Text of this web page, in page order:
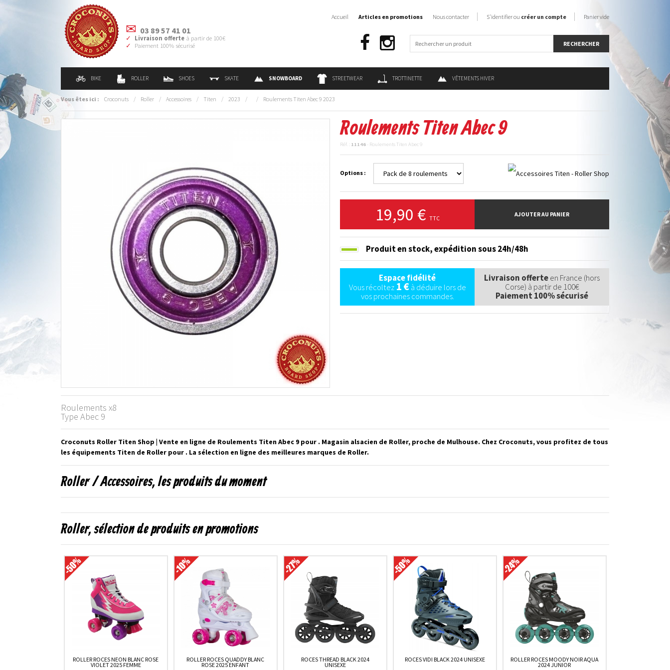
03 89 57 41 01
Livraison offerte à partir de 100€
Paiement 100% sécurisé
BIKE ROLLER SHOES SKATE SNOWBOARD STREETWEAR TROTTINETTE VÊTEMENTS HIVER
Accueil Articles en promotions Nous contacter S'identifier ou créer un compte Panier vide
Vous êtes ici : Croconuts / Roller / Accessoires / Titen / 2023 / / Roulements Titen Abec 9 2023
Roulements Titen Abec 9
Réf. : 11146 - Roulements Titen Abec 9
Options :
19,90 € TTC
AJOUTER AU PANIER
Produit en stock,expédition sous 24h/48h
Espace fidélité
Vous récoltez 1 €à déduire lors de
vos prochaines commandes.
Livraison offerteen France (hors
Corse) à partir de 100€
Paiement 100% sécurisé
Roulements x8
Type Abec 9
Croconuts Roller Titen Shop | Vente en ligne de Roulements Titen Abec 9 pour . Magasin alsacien de Roller, proche de Mulhouse. Chez Croconuts, vous profitez de tous
les équipements Titen de Roller pour . La sélection en ligne des meilleures marques de Roller.
Roller / Accessoires, les produits du moment
Roller, sélection de produits en promotions
ROLLER ROCES NEON BLANC ROSE
VIOLET 2025 FEMME
ROLLER ROCES QUADDY BLANC
ROSE 2025 ENFANT
ROCES THREAD BLACK 2024
UNISEXE
ROCES VIDI BLACK 2024 UNISEXE ROLLER ROCES MOODY NOIR AQUA
2024 JUNIOR